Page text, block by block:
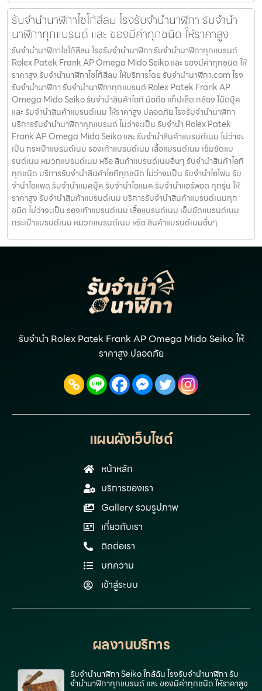
รับจำนำนาฬิกาไซโก้สีลม โรงรับจำนำนาฬิกา รับจำนำ
นาฬิกาทุกแบรนด์ และ ของมีค่าทุกชนิด ให้ราคาสูง
รับจำนำนาฬิกาไซโก้สีลม โรงรับจำนำนาฬิกา รับจำนำนาฬิกาทุกแบรนด์
Rolex Patek Frank AP Omega Mido Seiko และ ของมีค่าทุกชนิด ให้
ราคาสูง รับจำนำนาฬิกาไซโก้สีลม ให้บริการโดย รับจํานํานาฬิกา.com โรง
รับจำนำนาฬิกา รับจำนำนาฬิกาทุกแบรนด์ Rolex Patek Frank AP
Omega Mido Seiko รับจำนำสินค้าไอที มือถือ แท็ปเล็ต กล้อง โน๊ตบุ๊ค
และ รับจำนำสินค้าแบรนด์เนม ให้ราคาสูง ปลอดภัย โรงรับจำนำนาฬิกา
บริการรับจำนำนาฬิกาทุกแบรนด์ ไม่ว่าจะเป็น รับจำนำ Rolex Patek
Frank AP Omega Mido Seiko และ รับจำนำสินค้าแบรนด์เนม ไม่ว่าจะ
เป็น กระเป๋าแบรนด์เนม รองเท้าแบรนด์เนม เสื้อแบรนด์เนม เข็มขัดแบ
รนด์เนม หมวกแบรนด์เนม หรือ สินค้าแบรนด์เนมอื่นๆ รับจำนำสินค้าไอที
ทุกชนิด บริการรับจำนำสินค้าไอทีทุกชนิด ไม่ว่าจะเป็น รับจำนำไอโฟน รับ
จำนำไอแพด รับจำนำแมคบุ๊ค รับจำนำไอแมค รับจำนำแอร์พอต ทุกรุ่น ให้
ราคาสูง รับจำนำสินค้าแบรนด์เนม บริการรับจำนำสินค้าแบรนด์เนมทุก
ชนิด ไม่ว่าจะเป็น รองเท้าแบรนด์เนม เสื้อแบรนด์เนม เข็มขัดแบรนด์เนม
กระเป๋าแบรนด์เนม หมวกแบรนด์เนม หรือ สินค้าแบรนด์เนมอื่นๆ
รับจำนำ Rolex Patek Frank AP Omega Mido Seiko ให้
ราคาสูง ปลอดภัย
แผนผังเว็บไซต์
หน้าหลัก
บริการของเรา
Gallery รวมรูปภาพ
เกี่ยวกับเรา
ติดต่อเรา
บทความ
เข้าสู่ระบบ
ผลงานบริการ
รับจํานํานาฬิกา Seiko ใกล้ฉัน โรงรับจำนำนาฬิกา รับ
จำนำนาฬิกาทุกแบรนด์ และ ของมีค่าทุกชนิด ให้ราคาสูง